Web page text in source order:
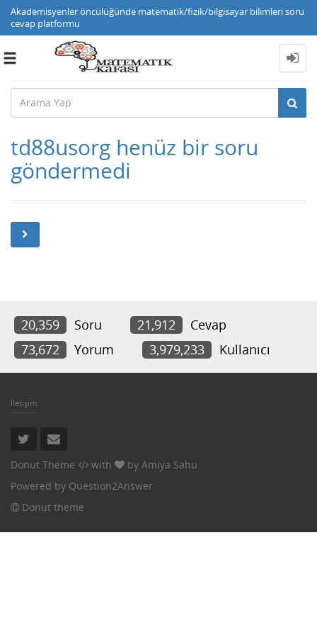
Akademisyenler öncülüğünde matematik/fizik/bilgisayar bilimleri soru
cevap platformu
Toggle
td88usorg henüz bir soru
göndermedi
20,359 Soru 21,912
Cevap
73,672
Yorum 3,979,233 Kullanıcı
İletişim
Donut Theme with by Amiya Sahu
Powered by Question2Answer
Donut theme